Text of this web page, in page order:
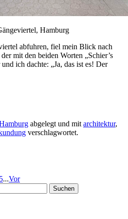
Hamburg
abfuhren, fiel mein Blick nach
mit den beiden Worten „Schier’s
ich dachte: „Ja, das ist es! Der
abgelegt und mit architektur,
verschlagwortet.
...Vor